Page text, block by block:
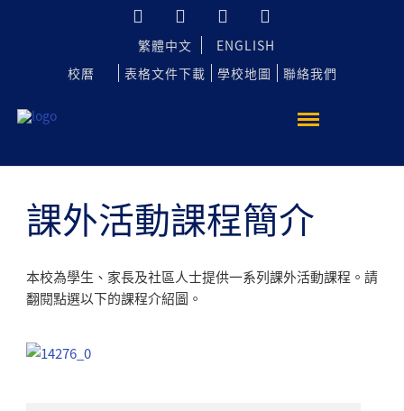
繁體中文
ENGLISH
校曆
表格文件下載 學校地圖 聯絡我們
課外活動課程簡介
本校為學生、家長及社區人士提供一系列課外活動課程。請
翻閱點選以下的課程介紹圖。